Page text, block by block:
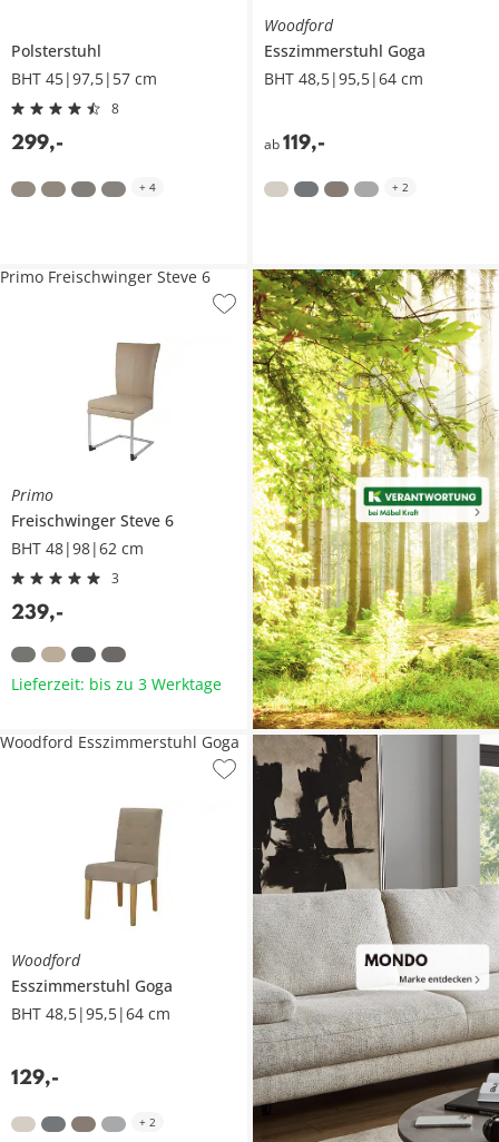
Polsterstuhl
BHT 45|97,5|57 cm
8
299,-
+ 4
Woodford
Esszimmerstuhl Goga
BHT 48,5|95,5|64 cm
ab 119,-
+ 2
Primo
Freischwinger Steve 6
BHT 48|98|62 cm
3
239,-
Primo Freischwinger Steve 6
Lieferzeit: bis zu 3 Werktage
Woodford
Esszimmerstuhl Goga
BHT 48,5|95,5|64 cm
129,-
Woodford Esszimmerstuhl Goga
+ 2